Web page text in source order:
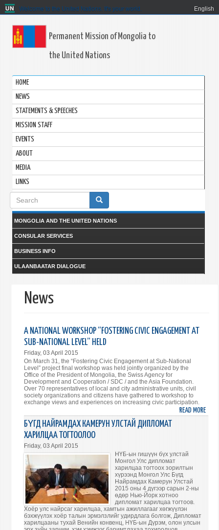
Welcome to the United Nations. It's your world. English
Permanent Mission of Mongolia to
the United Nations
HOME
NEWS
STATEMENTS & SPEECHES
MISSION STAFF
EVENTS
ABOUT
MEDIA
LINKS
Search
form
MONGOLIA AND THE UNITED NATIONS
CONSULAR SERVICES
BUSINESS INFO
ULAANBAATAR DIALOGUE
News
A NATIONAL WORKSHOP “FOSTERING CIVIC ENGAGEMENT AT
SUB-NATIONAL LEVEL” HELD
Friday, 03 April 2015
On March 31, the “Fostering Civic Engagement at Sub-National
Level” project final workshop was held jointly organized by the
Office of the President of Mongolia, the Swiss Agency for
Development and Cooperation / SDC / and the Asia Foundation.
Over 70 representatives of local and city administrative units, civil
society organizations and citizens have gathered to workshop to
exchange views and experiences on increasing civic participation.
READ MORE
A
CIVIC
AT
SUB-
HELD
БҮГД НАЙРАМДАХ КАМЕРУН УЛСТАЙ ДИПЛОМАТ
ХАРИЛЦАА ТОГТООЛОО
Friday, 03 April 2015
НҮБ-ын гишүүн бүх улстай
Монгол Улс дипломат
харилцаа тогтоох зорилтын
хүрээнд Монгол Улс Бүгд
Найрамдах Камерун Улстай
2015 оны 4 дүгээр сарын 2-ны
өдөр Нью-Йорк хотноо
дипломат харилцаа тогтоов.
Хоёр улс найрсаг харилцаа, хамтын ажиллагааг хөгжүүлэн
бэхжүүлэх хоёр талын эрмэлзлийг удирдлага болгож, Дипломат
харилцааны тухай Венийн конвенц, НҮБ-ын Дүрэм, олон улсын